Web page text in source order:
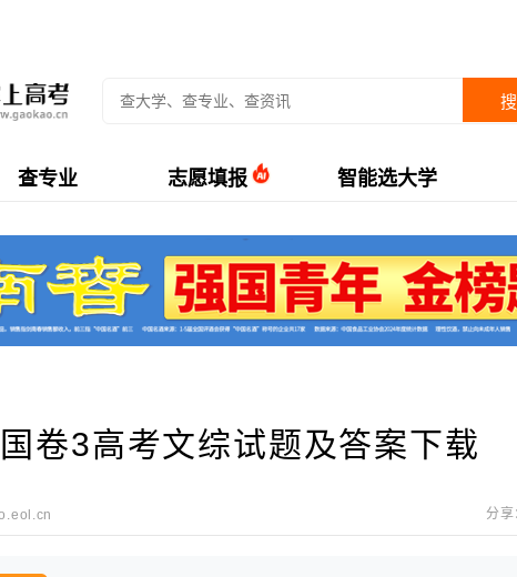
查专业 志愿填报 智能选大学
卷3高考文综试题及答案下载
分享